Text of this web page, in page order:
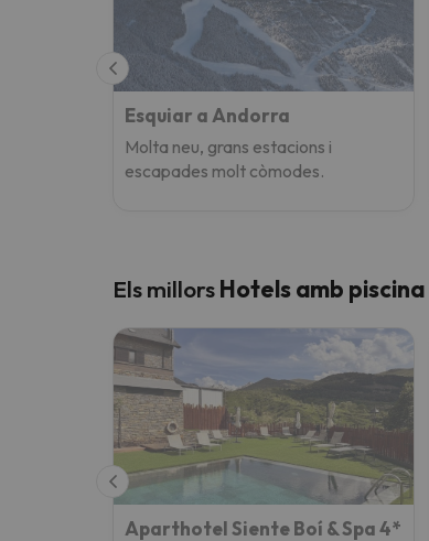
Esquiar a Andorra
Molta neu, grans estacions i
escapades molt còmodes.
Els millorsHotels amb piscina
Aparthotel Siente Boí & Spa 4*